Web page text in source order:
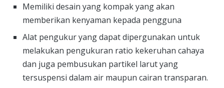
Memiliki desain yang kompak yang akan
memberikan kenyaman kepada pengguna
Alat pengukur yang dapat dipergunakan untuk
melakukan pengukuran ratio kekeruhan cahaya
dan juga pembusukan partikel larut yang
tersuspensi dalam air maupun cairan transparan.